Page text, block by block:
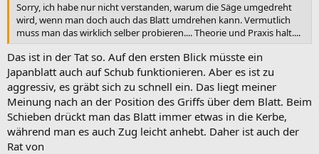
Sorry, ich habe nur nicht verstanden, warum die Säge umgedreht
wird, wenn man doch auch das Blatt umdrehen kann. Vermutlich
muss man das wirklich selber probieren.... Theorie und Praxis halt....
Das ist in der Tat so. Auf den ersten Blick müsste ein
Japanblatt auch auf Schub funktionieren. Aber es ist zu
aggressiv, es gräbt sich zu schnell ein. Das liegt meiner
Meinung nach an der Position des Griffs über dem Blatt. Beim
Schieben drückt man das Blatt immer etwas in die Kerbe,
während man es auch Zug leicht anhebt. Daher ist auch der
Rat von